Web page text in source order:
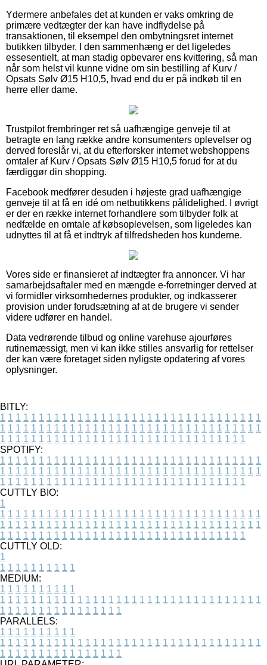
Ydermere anbefales det at kunden er vaks omkring de
primære vedtægter der kan have indflydelse på
transaktionen, til eksempel den ombytningsret internet
butikken tilbyder. I den sammenhæng er det ligeledes
essesentielt, at man stadig opbevarer ens kvittering, så man
når som helst vil kunne vidne om sin bestilling af Kurv /
Opsats Sølv Ø15 H10,5, hvad end du er på indkøb til en
herre eller dame.
Trustpilot frembringer ret så uafhængige genveje til at
betragte en lang række andre konsumenters oplevelser og
derved foreslår vi, at du efterforsker internet webshoppens
omtaler af Kurv / Opsats Sølv Ø15 H10,5 forud for at du
færdiggør din shopping.
Facebook medfører desuden i højeste grad uafhængige
genveje til at få en idé om netbutikkens pålidelighed. I øvrigt
er der en række internet forhandlere som tilbyder folk at
nedfælde en omtale af købsoplevelsen, som ligeledes kan
udnyttes til at få et indtryk af tilfredsheden hos kunderne.
Vores side er finansieret af indtægter fra annoncer. Vi har
samarbejdsaftaler med en mængde e-forretninger derved at
vi formidler virksomhedernes produkter, og indkasserer
provision under forudsætning af at de brugere vi sender
videre udfører en handel.
Data vedrørende tilbud og online varehuse ajourføres
rutinemæssigt, men vi kan ikke stilles ansvarlig for rettelser
der kan være foretaget siden nyligste opdatering af vores
oplysninger.
BITLY:
1 1 1 1 1 1 1 1 1 1 1 1 1 1 1 1 1 1 1 1 1 1 1 1 1 1 1 1 1 1 1 1 1 1
1 1 1 1 1 1 1 1 1 1 1 1 1 1 1 1 1 1 1 1 1 1 1 1 1 1 1 1 1 1 1 1 1 1
1 1 1 1 1 1 1 1 1 1 1 1 1 1 1 1 1 1 1 1 1 1 1 1 1 1 1 1 1 1 1 1
SPOTIFY:
1 1 1 1 1 1 1 1 1 1 1 1 1 1 1 1 1 1 1 1 1 1 1 1 1 1 1 1 1 1 1 1 1 1
1 1 1 1 1 1 1 1 1 1 1 1 1 1 1 1 1 1 1 1 1 1 1 1 1 1 1 1 1 1 1 1 1 1
1 1 1 1 1 1 1 1 1 1 1 1 1 1 1 1 1 1 1 1 1 1 1 1 1 1 1 1 1 1 1 1
CUTTLY BIO:
1
1 1 1 1 1 1 1 1 1 1 1 1 1 1 1 1 1 1 1 1 1 1 1 1 1 1 1 1 1 1 1 1 1 1
1 1 1 1 1 1 1 1 1 1 1 1 1 1 1 1 1 1 1 1 1 1 1 1 1 1 1 1 1 1 1 1 1 1
1 1 1 1 1 1 1 1 1 1 1 1 1 1 1 1 1 1 1 1 1 1 1 1 1 1 1 1 1 1 1 1
CUTTLY OLD:
1
1 1 1 1 1 1 1 1 1 1
MEDIUM:
1 1 1 1 1 1 1 1 1 1
1 1 1 1 1 1 1 1 1 1 1 1 1 1 1 1 1 1 1 1 1 1 1 1 1 1 1 1 1 1 1 1 1 1
1 1 1 1 1 1 1 1 1 1 1 1 1 1 1 1
PARALLELS:
1 1 1 1 1 1 1 1 1 1
1 1 1 1 1 1 1 1 1 1 1 1 1 1 1 1 1 1 1 1 1 1 1 1 1 1 1 1 1 1 1 1 1 1
1 1 1 1 1 1 1 1 1 1 1 1 1 1 1 1